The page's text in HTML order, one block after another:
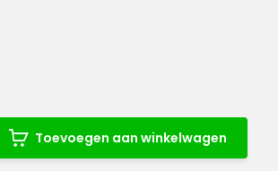
Toevoegen aan winkelwagen